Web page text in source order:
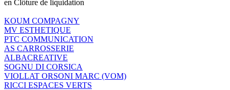
en Clôture de liquidation
KOUM COMPAGNY
MV ESTHETIQUE
PTC COMMUNICATION
AS CARROSSERIE
ALBACREATIVE
SOGNU DI CORSICA
VIOLLAT ORSONI MARC (VOM)
RICCI ESPACES VERTS